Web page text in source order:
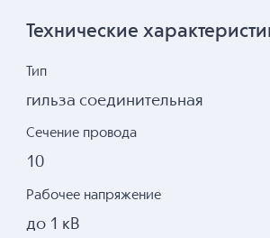
Технические
Тип
гильза соединительная
Сечение провода
10
Рабочее напряжение
до 1 кВ